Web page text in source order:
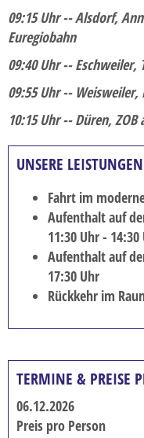
PDF-
09:15 Uhr -- Alsdorf,
Euregiobahn
09:40 Uhr --
09:55 Uhr -- Weisweiler,
10:15 Uhr -- Düren, ZOB
UNSERE LEISTUNGEN
Fahrt im
Aufenthalt auf
11:30 Uhr - 14:30
Aufenthalt auf
17:30 Uhr
Rückkehr im
TERMINE & PREISE
06.12.2026
Preis pro Person